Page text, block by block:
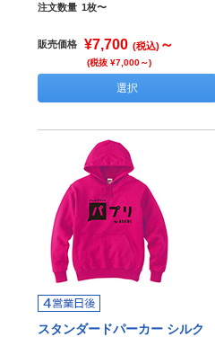
注文数量 1枚〜
販売価格 ¥7,700 (税込) ～
(税抜 ¥7,000～)
選択
スタンダードパーカー シルク